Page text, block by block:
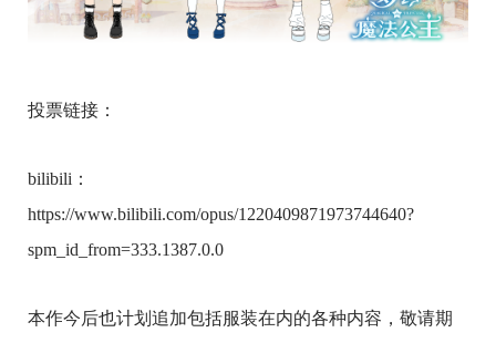
投票链接：
bilibili：
https://www.bilibili.com/opus/1220409871973744640?
spm_id_from=333.1387.0.0
本作今后也计划追加包括服装在内的各种内容，敬请期